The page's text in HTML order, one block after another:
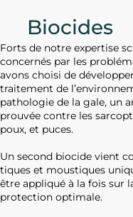
Biocides
Forts de notre expertise
concernés par les
avons choisi de
traitement de
pathologie de la gale, un
prouvée contre les
poux, et puces.
Un second biocide vient
tiques et moustiques
être appliqué à la fois sur
protection optimale.